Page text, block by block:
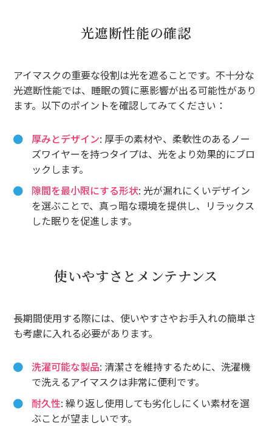
光遮断性能の確認
アイマスクの重要な役割は光を遮ることです。不十分な
光遮断性能では、睡眠の質に悪影響が出る可能性があり
ます。以下のポイントを確認してみてください：
厚みとデザイン: 厚手の素材や、柔軟性のあるノー
ズワイヤーを持つタイプは、光をより効果的にブロ
ックします。
隙間を最小限にする形状: 光が漏れにくいデザイン
を選ぶことで、真っ暗な環境を提供し、リラックス
した眠りを促進します。
使いやすさとメンテナンス
長期間使用する際には、使いやすさやお手入れの簡単さ
も考慮に入れる必要があります。
洗濯可能な製品: 清潔さを維持するために、洗濯機
で洗えるアイマスクは非常に便利です。
耐久性: 繰り返し使用しても劣化しにくい素材を選
ぶことが望ましいです。